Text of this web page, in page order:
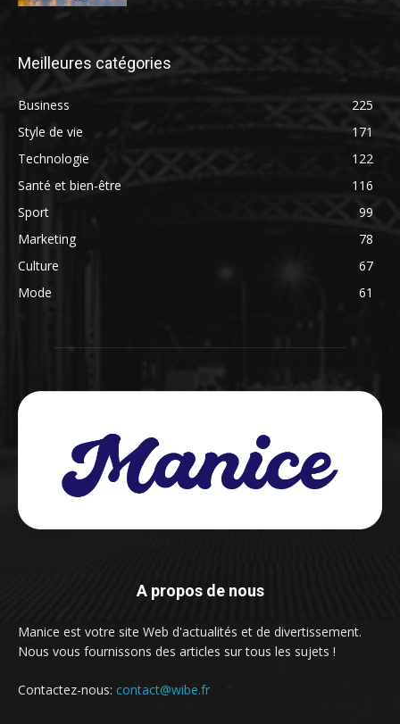
Meilleures catégories
Business
225
Style de vie
171
Technologie
122
Santé et bien-être
116
Sport
99
Marketing
78
Culture
67
Mode
61
A propos de nous
Manice est votre site Web d'actualités et de divertissement.
Nous vous fournissons des articles sur tous les sujets !
Contactez-nous: contact@wibe.fr